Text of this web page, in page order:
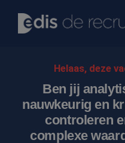
Helaas, deze
Ben jij
nauwkeurig en
controleren
complexe